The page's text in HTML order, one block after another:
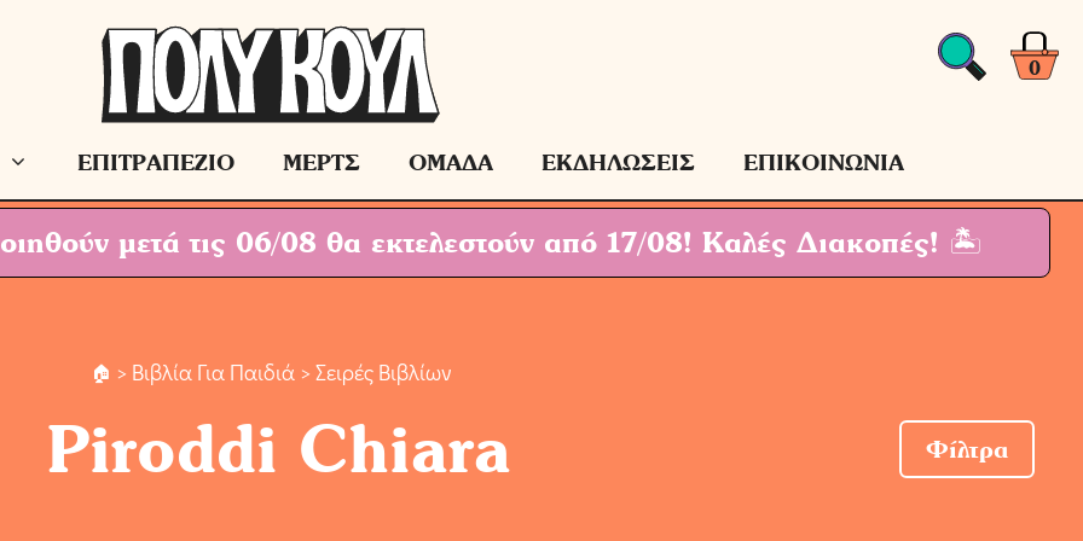
0
ΕΠΙΤΡΑΠΕΖΙΟ ΜΕΡΤΣ ΟΜΑΔΑ ΕΚΔΗΛΩΣΕΙΣ ΕΠΙΚΟΙΝΩΝΙΑ
μετά τις 06/08 θα εκτελεστούν από 17/08! Καλές Διακοπές! 🏝
> Βιβλία Για Παιδιά> Σειρές Βιβλίων
Piroddi Chiara Φίλτρα